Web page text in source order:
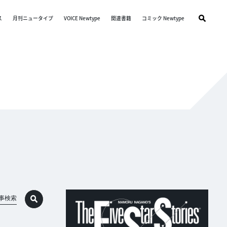
月刊ニュータイプ VOICE Newtype 関連書籍 コミック Newtype
検索